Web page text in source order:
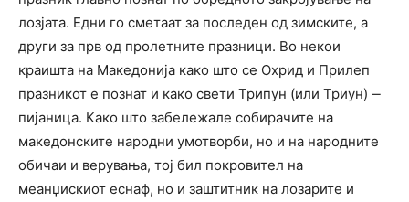
лозјата. Едни го сметаат за последен од зимските, а
други за прв од пролетните празници. Во некои
краишта на Македонија како што се Охрид и Прилеп
празникот е познат и како свети Трипун (или Триун) ‒
пијаница. Како што забележале собирачите на
македонските народни умотворби, но и на народните
обичаи и верувања, тој бил покровител на
меанџискиот еснаф, но и заштитник на лозарите и